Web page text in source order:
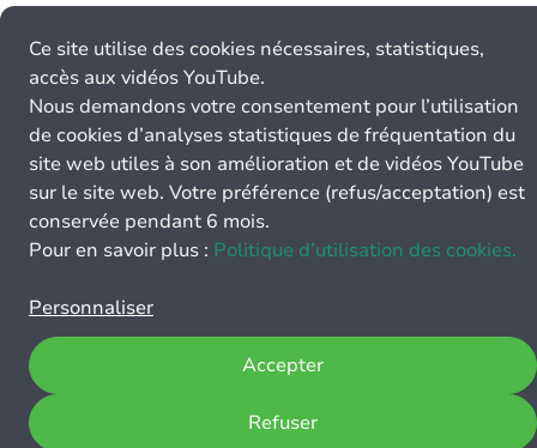
Ce site utilise des cookies nécessaires, statistiques,
accès aux vidéos YouTube.
Nous demandons votre consentement pour l’utilisation
de cookies d’analyses statistiques de fréquentation du
site web utiles à son amélioration et de vidéos YouTube
sur le site web. Votre préférence (refus/acceptation) est
conservée pendant 6 mois.
Pour en savoir plus : Politique d’utilisation des cookies.
Personnaliser
Refuser
Accepter